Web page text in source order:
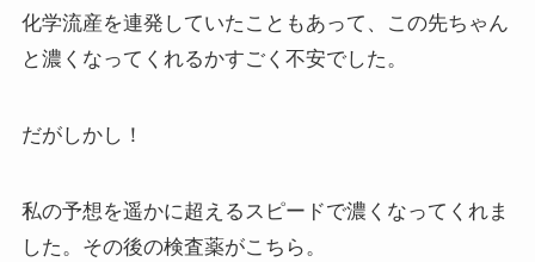
化学流産を連発していたこともあって、この先ちゃん
と濃くなってくれるかすごく不安でした。
だがしかし！
私の予想を遥かに超えるスピードで濃くなってくれま
した。その後の検査薬がこちら。